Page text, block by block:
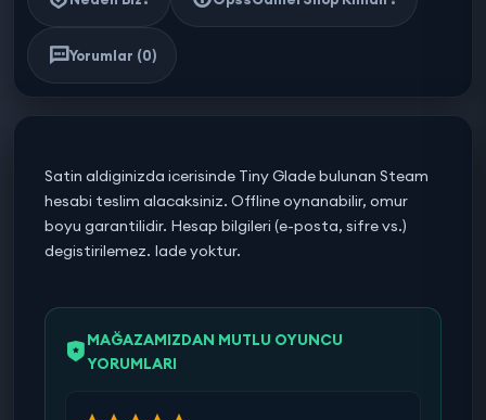
Yorumlar (0)
Satin aldiginizda icerisinde Tiny Glade bulunan Steam
hesabi teslim alacaksiniz. Offline oynanabilir, omur
boyu garantilidir. Hesap bilgileri (e-posta, sifre vs.)
degistirilemez. Iade yoktur.
MAĞAZAMIZDAN MUTLU OYUNCU
YORUMLARI